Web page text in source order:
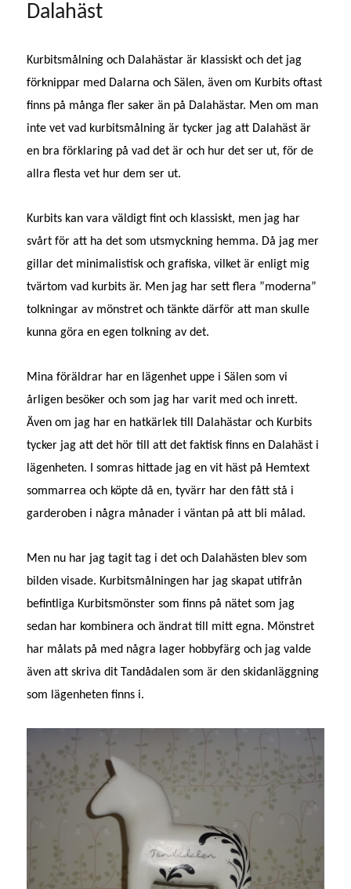
Dalahäst
Kurbitsmålning och Dalahästar är klassiskt och det jag
förknippar med Dalarna och Sälen, även om Kurbits oftast
finns på många fler saker än på Dalahästar. Men om man
inte vet vad kurbitsmålning är tycker jag att Dalahäst är
en bra förklaring på vad det är och hur det ser ut, för de
allra flesta vet hur dem ser ut.
Kurbits kan vara väldigt fint och klassiskt, men jag har
svårt för att ha det som utsmyckning hemma. Då jag mer
gillar det minimalistisk och grafiska, vilket är enligt mig
tvärtom vad kurbits är. Men jag har sett flera ”moderna”
tolkningar av mönstret och tänkte därför att man skulle
kunna göra en egen tolkning av det.
Mina föräldrar har en lägenhet uppe i Sälen som vi
årligen besöker och som jag har varit med och inrett.
Även om jag har en hatkärlek till Dalahästar och Kurbits
tycker jag att det hör till att det faktisk finns en Dalahäst i
lägenheten. I somras hittade jag en vit häst på Hemtext
sommarrea och köpte då en, tyvärr har den fått stå i
garderoben i några månader i väntan på att bli målad.
Men nu har jag tagit tag i det och Dalahästen blev som
bilden visade. Kurbitsmålningen har jag skapat utifrån
befintliga Kurbitsmönster som finns på nätet som jag
sedan har kombinera och ändrat till mitt egna. Mönstret
har målats på med några lager hobbyfärg och jag valde
även att skriva dit Tandådalen som är den skidanläggning
som lägenheten finns i.